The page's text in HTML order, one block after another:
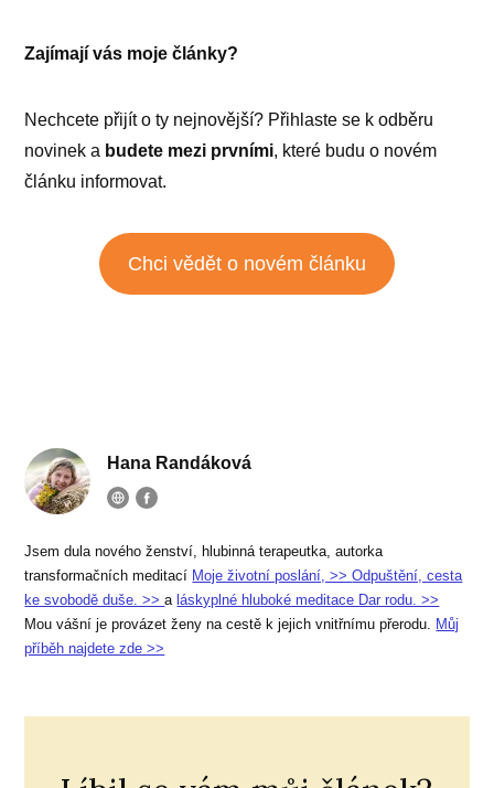
Zajímají vás moje články?
Nechcete přijít o ty nejnovější? Přihlaste se k odběru
novinek a budete mezi prvními, které budu o novém
článku informovat.
Chci vědět o novém článku
Hana Randáková
Jsem dula nového ženství, hlubinná terapeutka, autorka
transformačních meditací Moje životní poslání, >>Odpuštění, cesta
ke svobodě duše. >>a láskyplné hluboké meditace Dar rodu. >>
Mou vášní je provázet ženy na cestě k jejich vnitřnímu přerodu.
Můj
příběh najdete zde >>